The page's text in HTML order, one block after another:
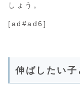
しょう。
[ad#ad6]
伸ばしたい子